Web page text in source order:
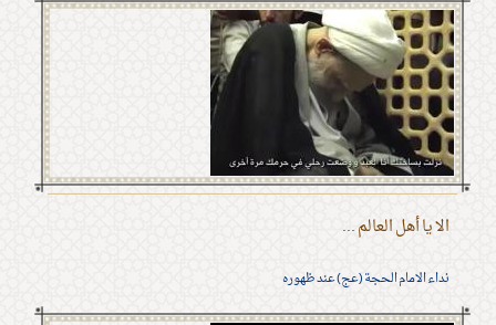
الا يا أهل العالم ...
نداء الامام الحجة (عج) عند ظهوره